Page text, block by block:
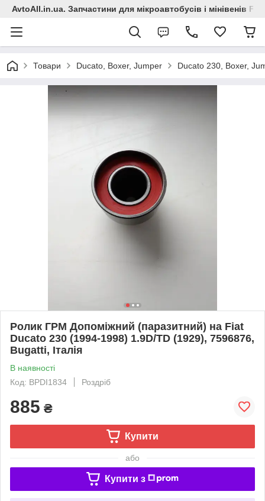
AvtoAll.in.ua. Запчастини для мікроавтобусів і мінівенів
Товари Ducato, Boxer, Jumper Ducato 230, Boxer,
Ролик ГРМ Допоміжний (паразитний) на Fiat
Ducato 230 (1994-1998) 1.9D/TD (1929), 7596876,
Bugatti, Італія
В наявності
Код: BPDI1834
Роздріб
885 ₴
Купити
або
Купити з